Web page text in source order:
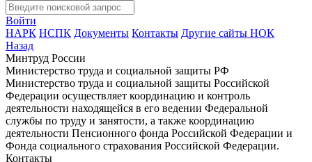
Войти
НАРК НСПК Документы Контакты Другие сайты НОК
Назад
Минтруд России
Министерство труда и социальной защиты РФ
Министерство труда и социальной защиты Российской
Федерации осуществляет координацию и контроль
деятельности находящейся в его ведении Федеральной
службы по труду и занятости, а также координацию
деятельности Пенсионного фонда Российской Федерации и
Фонда социального страхования Российской Федерации.
Контакты